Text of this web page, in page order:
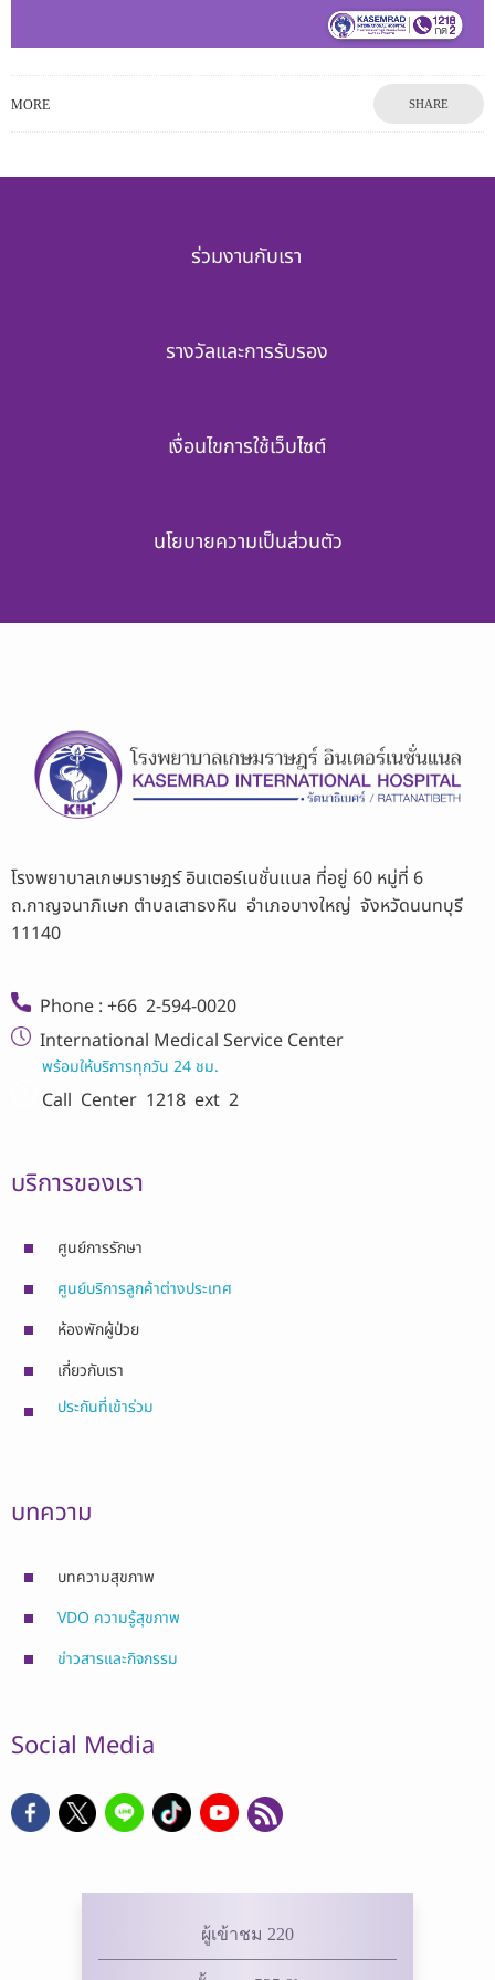
MORE SHARE
ร่วมงานกับเรา
รางวัลและการรับรอง
เงื่อนไขการใช้เว็บไซต์
นโยบายความเป็นส่วนตัว
โรงพยาบาลเกษมราษฎร์ อินเตอร์เนชั่นเเนล ที่อยู่ 60 หมู่ที่ 6
ถ.กาญจนาภิเษก ตำบลเสาธงหิน อำเภอบางใหญ่ จังหวัดนนทบุรี
11140
Phone : +66 2-594-0020
International Medical Service Center
พร้อมให้บริการทุกวัน 24 ชม.
Call Center 1218 ext 2
บริการของเรา
ศูนย์การรักษา
ศูนย์บริการลูกค้าต่างประเทศ
ห้องพักผู้ป่วย
เกี่ยวกับเรา
ประกันที่เข้าร่วม
บทความ
บทความสุขภาพ
VDO ความรู้สุขภาพ
ข่าวสารและกิจกรรม
Social Media
ผู้เข้าชม 220